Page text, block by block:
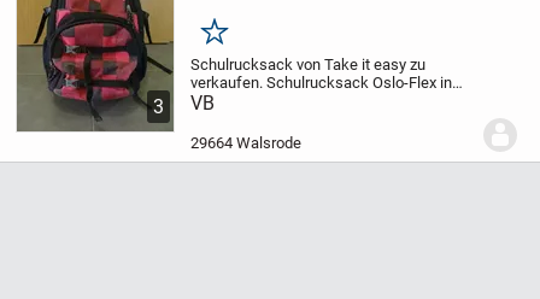
3
Merken
Schulrucksack von Take it easy zu
verkaufen.Schulrucksack Oslo-Flex in
rot/schwarz
Bereit für eine weitere Runde.
VB
29664 Walsrode